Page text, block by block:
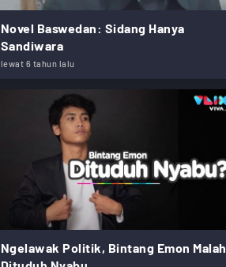
Novel Baswedan: Sidang Hanya
Sandiwara
lewat 6 tahun lalu
Ngelawak Politik, Bintang Emon Malah